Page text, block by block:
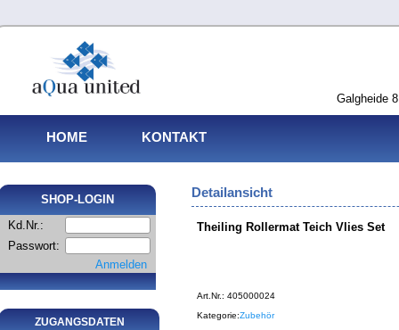
Galgheide
HOME KONTAKT
SHOP-LOGIN
Kd.Nr.:
Passwort:
Anmelden
ZUGANGSDATEN
Detailansicht
Theiling Rollermat Teich Vlies Set
Art.Nr.: 405000024
Kategorie:Zubehör